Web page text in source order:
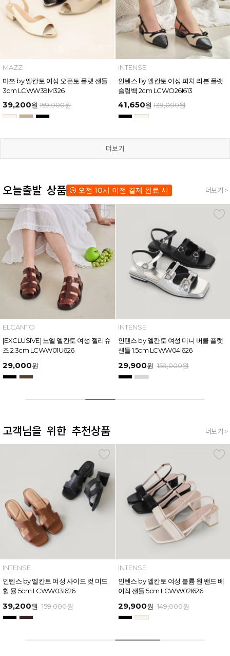
MAZZ
마쯔 by 엘칸토 여성 오픈토 플랫 샌들
3cm LCWW39M326
39,200원 159,000원
INTENSE
인텐스 by 엘칸토 여성 피치 리본 플랫
슬링백 2cm LCWO26I613
41,650원 139,000원
더보기
오늘출발 상품 오전 10시 이전 결제 완료 시 더보기 >
INTENSE
인텐스 by 엘칸토 여성 미니 버클 플랫
샌들 1.5cm LCWW04I626
29,900원
MAZZ
마쯔 by 엘칸토 여성 링크 장식 플랫폼
샌들 6cm LCWW50M626
54,400원 169,000원
고객님을 위한 추천상품 더보기 >
INTENSE
인텐스 by 엘칸토 여성 볼륨 원 밴드 베
이직 샌들 5cm LCWW02I626
29,900원 149,000원
INTENSE
인텐스 by 엘칸토 여성 와이드 스트랩
버클 포인트 샌들 6cm LCWW17I626
49,600원 169,000원